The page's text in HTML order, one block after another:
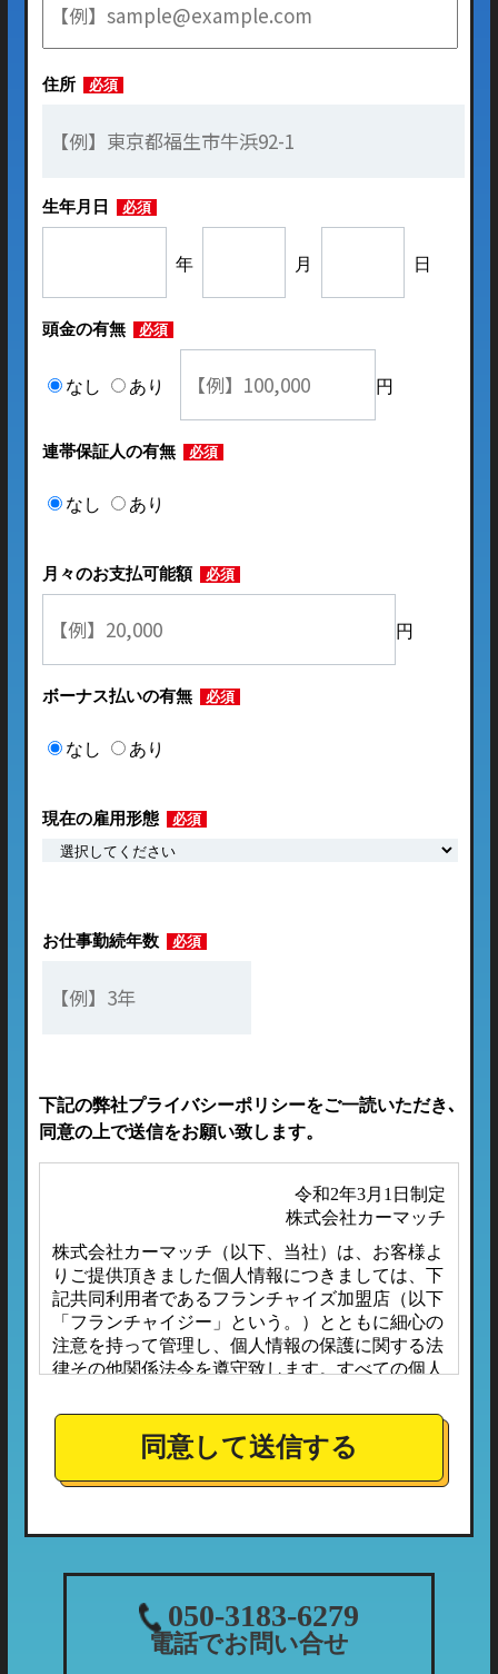
住所 必須
生年月日 必須
年 月 日
頭金の有無 必須
なし あり 円
連帯保証人の有無 必須
なし あり
月々のお支払可能額 必須
円
ボーナス払いの有無 必須
なし あり
現在の雇用形態 必須
お仕事勤続年数 必須
下記の弊社プライバシーポリシーをご一読いただき､
同意の上で送信をお願い致します。
令和2年3月1日制定
株式会社カーマッチ
株式会社カーマッチ（以下、当社）は、お客様よ
りご提供頂きました個人情報につきましては、下
記共同利用者であるフランチャイズ加盟店（以下
「フランチャイジー」という。）とともに細心の
注意を持って管理し、個人情報の保護に関する法
律その他関係法令を遵守致します。すべての個人
ほか、お客様ご本人の同意なしに第三者へ開示ま
たは提供されることはありません。
また、フランチャイジーとの間においては、事前
に個人情報保護に対する安全性を審査の上、個人
こととしており、適切な管理監督を行ってまいり
当社が収集する個人情報につきましては、下記の
利用目的の範囲内において利用させて頂きます。
同意して送信する
050-3183-6279
電話でお問い合せ